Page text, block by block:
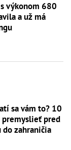
výkonom 680
a už má
sa vám to? 10
pred
do zahraničia